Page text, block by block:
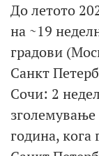
До летото
на ~19
градови
Санкт
Сочи: 2
година,